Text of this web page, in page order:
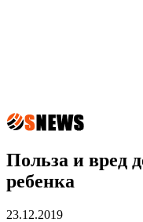
Польза и вред
ребенка
23.12.2019